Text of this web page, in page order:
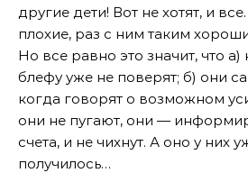
другие дети! Вот не хотят, и
плохие, раз с ним таким
Но все равно это значит, что а)
блефу уже не поверят; б) они
когда говорят о возможном
они не пугают, они —
счета, и не чихнут. А оно у них
получилось…